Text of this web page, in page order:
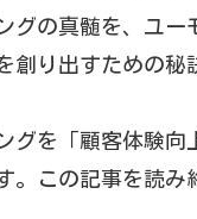
の真髄を、ユ
り出すための秘
を「顧客体験
この記事を読